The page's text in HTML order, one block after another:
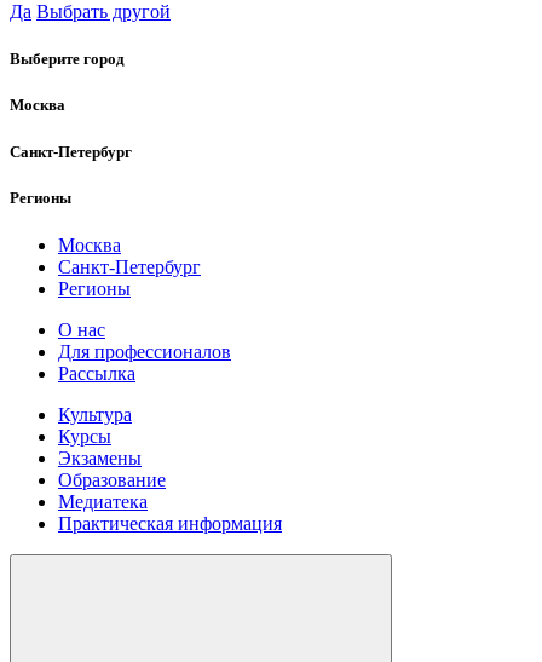
Да Выбрать другой
Выберите город
Москва
Санкт-Петербург
Регионы
Москва
Санкт-Петербург
Регионы
О нас
Для профессионалов
Рассылка
Культура
Курсы
Экзамены
Образование
Медиатека
Практическая информация